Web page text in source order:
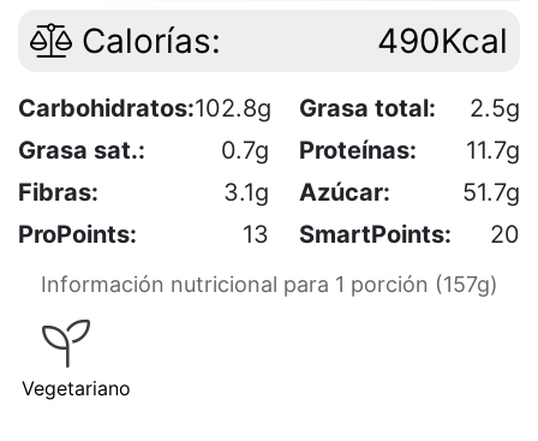
Calorías: 490Kcal
Carbohidratos:102.8g Grasa total:
2.5g
Grasa sat.:
0.7g Proteínas:
11.7g
Fibras:
3.1g Azúcar:
51.7g
ProPoints:
13 SmartPoints: 20
Información nutricional para 1 porción (157g)
Vegetariano